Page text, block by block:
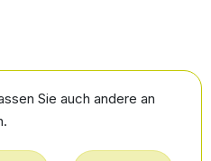
Sie auch andere an